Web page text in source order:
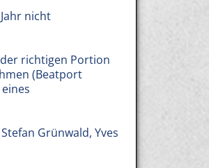
nicht
richtigen Portion
(Beatport
Grünwald, Yves